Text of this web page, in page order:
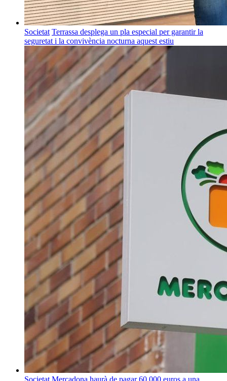
Societat Terrassa desplega un pla especial per garantir la
seguretat i la convivència nocturna aquest estiu
Societat Mercadona haurà de pagar 60.000 euros a una